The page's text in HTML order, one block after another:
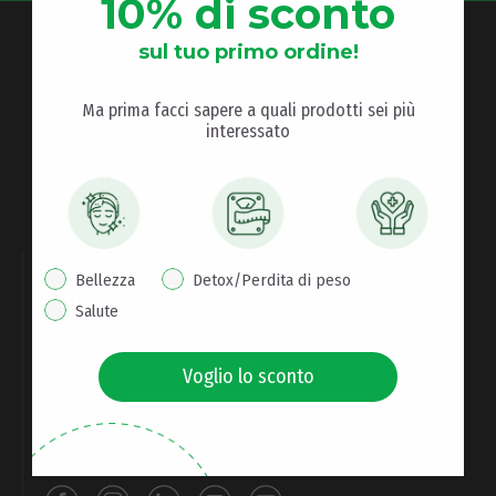
Assistenza e informazioni
Sulla compagnia
Assistenza e ordini:
378 030 0689
info@naturesfinest.it
10% di sconto
sul tuo primo ordine!
Ma prima facci sapere a quali prodotti sei più
interessato
interest pop up
Bellezza
Detox/Perdita di peso
Salute
Voglio lo sconto